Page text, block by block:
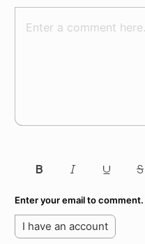
Enter your email to comment.
I have an account